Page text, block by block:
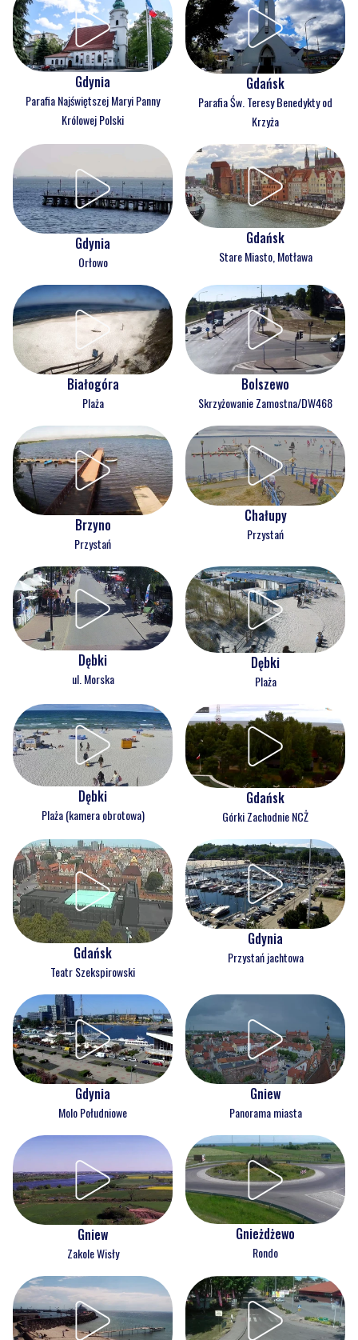
Gdynia
Parafia Najświętszej Maryi Panny
Królowej Polski
Gdańsk
Parafia Św. Teresy Benedykty od
Krzyża
Gdynia
Orłowo
Gdańsk
Stare Miasto, Motława
Białogóra
Plaża
Bolszewo
Skrzyżowanie Zamostna/DW468
Brzyno
Przystań
Chałupy
Przystań
Dębki
ul. Morska
Dębki
Plaża
Dębki
Plaża (kamera obrotowa)
Gdańsk
Górki Zachodnie NCŻ
Gdańsk
Teatr Szekspirowski
Gdynia
Przystań jachtowa
Gdynia
Molo Południowe
Gniew
Panorama miasta
Gniew
Zakole Wisły
Gnieżdżewo
Rondo